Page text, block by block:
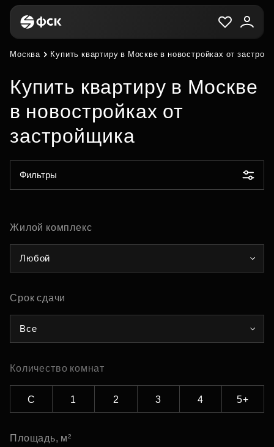
Москва Купить квартиру в Москве в новостройках от
Купить квартиру в Москве
в новостройках от
застройщика
Фильтры
Жилой комплекс
Любой
Срок сдачи
Все
Количество комнат
С 1 2 3 4 5+
Площадь, м²